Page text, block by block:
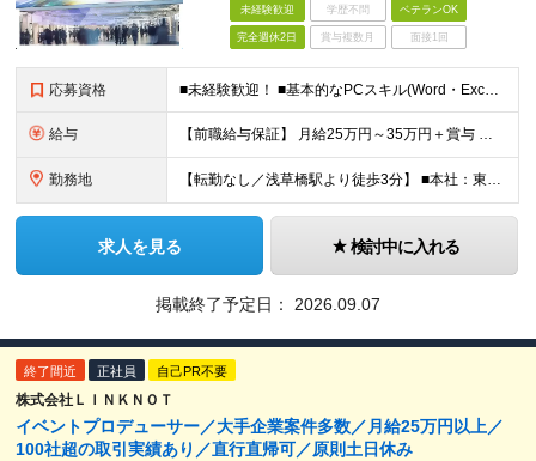
未経験歓迎 学歴不問 ベテランOK
完全週休2日 賞与複数月 面接1回
応募資格 ■未経験歓迎！ ■基本的なPCスキル(Word・Excel・PowerPoint） ■大卒以上 ＼こんな方はぜひご応募ください／ ◎多彩なジャンルのイベント企画に携わりたい ◎裁量を持ってこれまでの
給与 【前職給与保証】 月給25万円～35万円＋賞与 ★当社の採用の指針として あなたの経験に応じてしっかりと給与に還元していきます！ あなたの経歴や成果を面接の場でお聞かせください！ ※経験・スキルを
勤務地 【転勤なし／浅草橋駅より徒歩3分】 ■本社：東京都台東区浅草橋4-9-11 大黒ビル4F (変更の範囲)上記を除く当社関連勤務地
求人を見る 検討中に入れる
掲載終了予定日： 2026.09.07
終了間近 正社員 自己PR不要
株式会社ＬＩＮＫＮＯＴ
イベントプロデューサー／大手企業案件多数／月給25万円以上／
100社超の取引実績あり／直行直帰可／原則土日休み